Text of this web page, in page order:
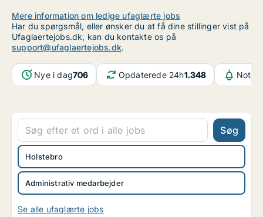
Mere information om ledige ufaglærte jobs
Har du spørgsmål, eller ønsker du at få dine stillinger vist på
Ufaglaertejobs.dk, kan du kontakte os på
support@ufaglaertejobs.dk.
Nye i dag706 Opdaterede 24h1.348
Søg
Administrativ medarbejder
Holstebro
Se alle ufaglærte jobs